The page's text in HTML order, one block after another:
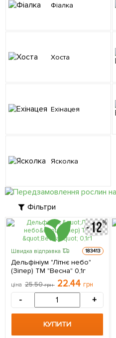
Фіалка
Хоста
Ехінацея
Ясколка
Фільтри
Швидка відправка 183413
Дельфініум "Літнє небо"
(Зіпер) ТМ "Весна" 0,1г
ціна 25.50грн 22.44 грн
- +
КУПИТИ